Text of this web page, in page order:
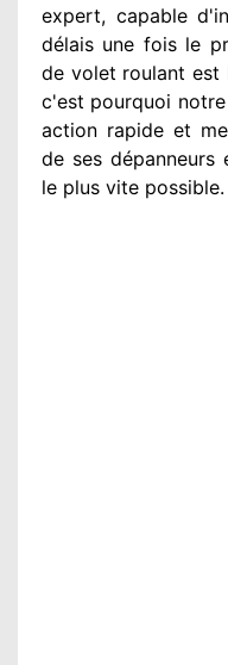
expert, capable
délais une fois le
de volet roulant est
c'est pourquoi
action rapide et
de ses dépanneurs
le plus vite possible.